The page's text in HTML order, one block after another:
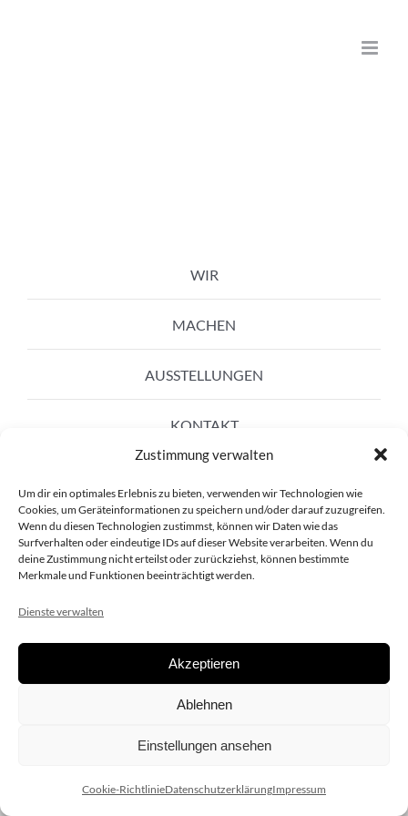
Zustimmung verwalten
Um dir ein optimales Erlebnis zu bieten, verwenden wir Technologien wie
Cookies, um Geräteinformationen zu speichern und/oder darauf zuzugreifen.
Wenn du diesen Technologien zustimmst, können wir Daten wie das
Surfverhalten oder eindeutige IDs auf dieser Website verarbeiten. Wenn du
deine Zustimmung nicht erteilst oder zurückziehst, können bestimmte
Merkmale und Funktionen beeinträchtigt werden.
Dienste verwalten
Akzeptieren
Ablehnen
Einstellungen ansehen
Cookie-RichtlinieDatenschutzerklärungImpressum
WIR
MACHEN
AUSSTELLUNGEN
KONTAKT
Copyright 2020 dieSCHAUsteller.at |Datenschützerklärung|
| Design:www.ARGEntur.at